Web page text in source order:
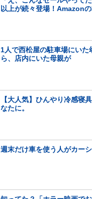
以上が続々登場！Amazon
1人で西松屋の駐車場にいた
ら、店内にいた母親が
【大人気】ひんやり冷感寝
なたに。
週末だけ車を使う人がカー